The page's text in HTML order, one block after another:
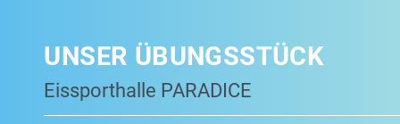
UNSER ÜBUNGSSTÜCK
Eissporthalle PARADICE